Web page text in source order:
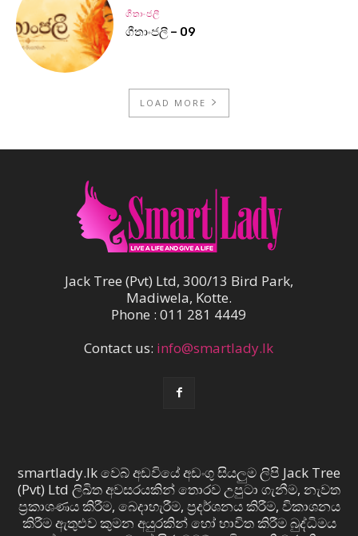
ගීතාංජලී
ගීතාංජලී – 09
LOAD MORE
Jack Tree (Pvt) Ltd, 300/13 Bird Park,
Madiwela, Kotte.
Phone : 011 281 4449
Contact us: info@smartlady.lk
smartlady.lk වෙබ් අඩවියේ අඩංගු සියලුම ලිපි Jack Tree
(Pvt) Ltd ලිඛිත අවසරයකින් තොරව උපුටා ගැනීම, නැවත
ප්‍රකාශණය කිරීම, බෙදාහැරීම, ප්‍රදර්ශනය කිරීම, විකාශනය
කිරීම ඇතුළුව කුමන අයුරකින් හෝ භාවිත කිරීම බුද්ධිමය